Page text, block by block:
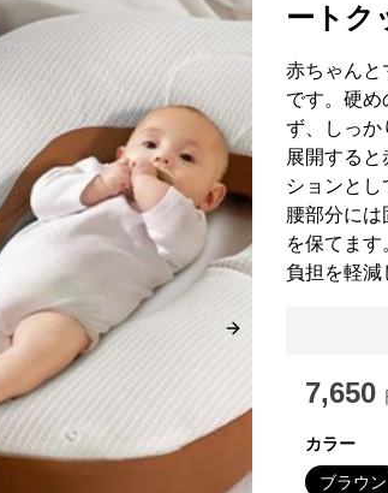
Next slide
ートク
赤ちゃんと
です。硬
ず、しっか
展開する
ションとし
腰部分に
を保てま
負担を軽減
7,650
カラー
ブラウン